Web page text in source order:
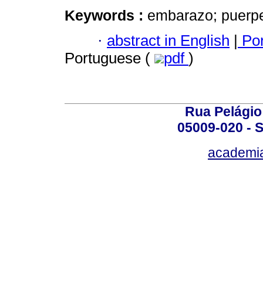
Keywords : embarazo;
· abstract in English |
Portuguese (
pdf )
Rua
05009-020 -